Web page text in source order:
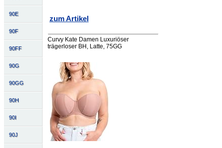
90E
90F
90FF
90G
90GG
90H
90I
90J
zum Artikel
Curvy Kate Damen Luxuriöser
trägerloser BH, Latte, 75GG